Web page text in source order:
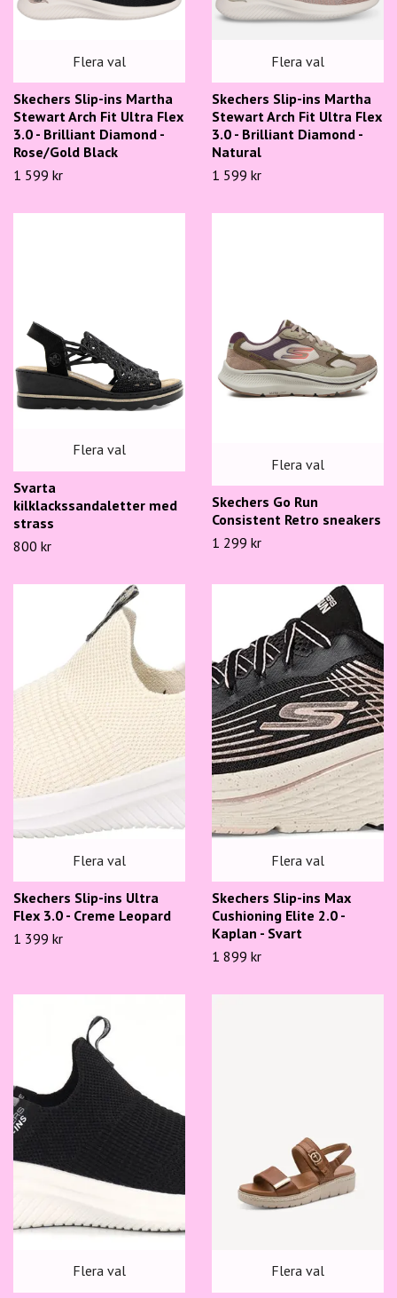
Flera val
Skechers Slip-ins Martha
Stewart Arch Fit Ultra Flex
3.0 - Brilliant Diamond -
Rose/Gold Black
1 599 kr
Flera val
Skechers Slip-ins Martha
Stewart Arch Fit Ultra Flex
3.0 - Brilliant Diamond -
Natural
1 599 kr
Flera val
Svarta
kilklackssandaletter med
strass
800 kr
Flera val
Skechers Go Run
Consistent Retro sneakers
1 299 kr
Flera val
Skechers Slip-ins Ultra
Flex 3.0 - Creme Leopard
1 399 kr
Flera val
Skechers Slip-ins Max
Cushioning Elite 2.0 -
Kaplan - Svart
1 899 kr
Flera val Flera val